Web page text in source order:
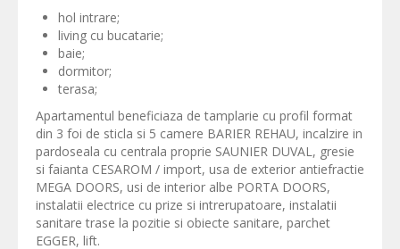
hol intrare;
living cu bucatarie;
baie;
dormitor;
terasa;
Apartamentul beneficiaza de tamplarie cu profil format
din 3 foi de sticla si 5 camere BARIER REHAU, incalzire in
pardoseala cu centrala proprie SAUNIER DUVAL, gresie
si faianta CESAROM / import, usa de exterior antiefractie
MEGA DOORS, usi de interior albe PORTA DOORS,
instalatii electrice cu prize si intrerupatoare, instalatii
sanitare trase la pozitie si obiecte sanitare, parchet
EGGER, lift.